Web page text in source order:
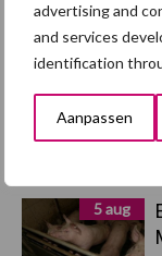
advertising and
and services
identification
Aanpassen
Primaire
Sidebar
Recent
5 aug
5 aug